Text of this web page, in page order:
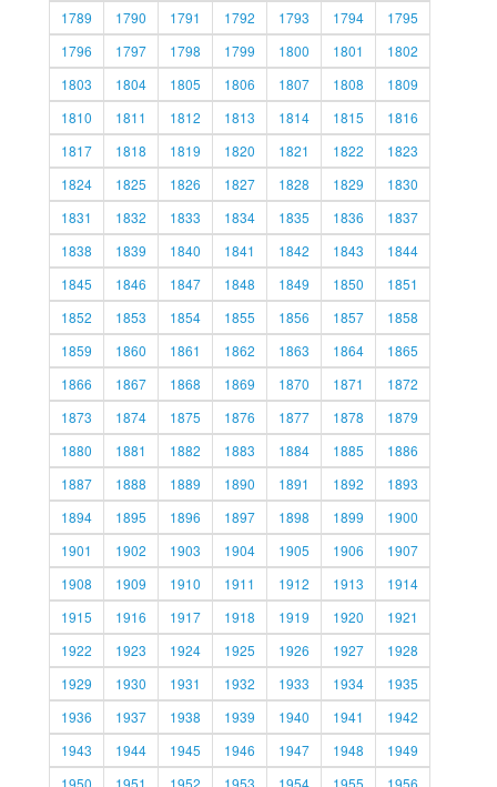
1789
1790 1791 1792 1793 1794
1795
1796
1797 1798 1799 1800 1801
1802
1803
1804 1805 1806 1807 1808
1809
1810
1811 1812 1813 1814 1815
1816
1817
1818 1819 1820 1821 1822
1823
1824
1825 1826 1827 1828 1829
1830
1831
1832 1833 1834 1835 1836
1837
1838
1839 1840 1841 1842 1843
1844
1845
1846 1847 1848 1849 1850
1851
1852
1853 1854 1855 1856 1857
1858
1859
1860 1861 1862 1863 1864
1865
1866
1867 1868 1869 1870 1871
1872
1873
1874 1875 1876 1877 1878
1879
1880
1881 1882 1883 1884 1885
1886
1887
1888 1889 1890 1891 1892
1893
1894
1895 1896 1897 1898 1899
1900
1901
1902 1903 1904 1905 1906
1907
1908
1909 1910 1911 1912 1913
1914
1915
1916 1917 1918 1919 1920
1921
1922
1923 1924 1925 1926 1927
1928
1929
1930 1931 1932 1933 1934
1935
1936
1937 1938 1939 1940 1941
1942
1943
1944 1945 1946 1947 1948
1949
1950
1951 1952 1953 1954 1955
1956